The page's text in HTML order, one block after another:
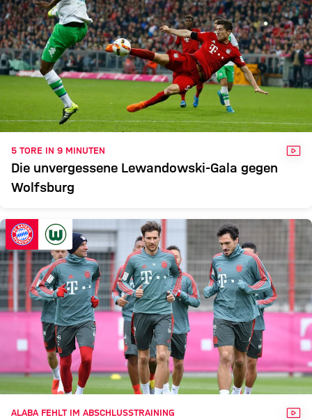
5 TORE IN 9 MINUTEN
Die unvergessene Lewandowski-Gala gegen
Wolfsburg
ALABA FEHLT IM ABSCHLUSSTRAINING